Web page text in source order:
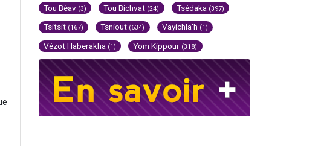
Tou Béav (3) Tou Bichvat (24) Tsédaka (397)
Tsitsit (167) Tsniout (634) Vayichla'h (1)
Vézot Haberakha (1) Yom Kippour (318)